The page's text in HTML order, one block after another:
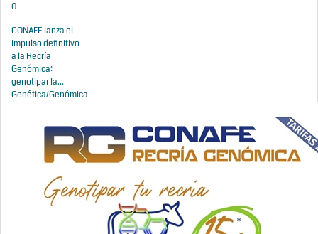
0
CONAFE lanza el
impulso definitivo
a la Recría
Genómica:
genotipar la...
Genética/Genómica